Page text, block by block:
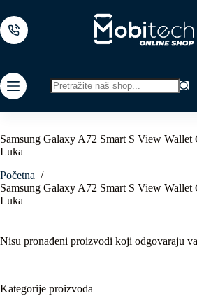
to
content
results
Samsung Galaxy A72 Smart S View Wallet
Luka
Početna /
Samsung Galaxy A72 Smart S View Wallet
Luka
Nisu pronađeni proizvodi koji odgovaraju
Kategorije proizvoda